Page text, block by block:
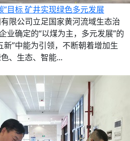
”目标 矿井实现绿色多元发展
限公司立足国家黄河流域生态治
业确定的“以煤为主，多元发展”的
新”中能为引领，不断朝着增加生
、生态、智能...